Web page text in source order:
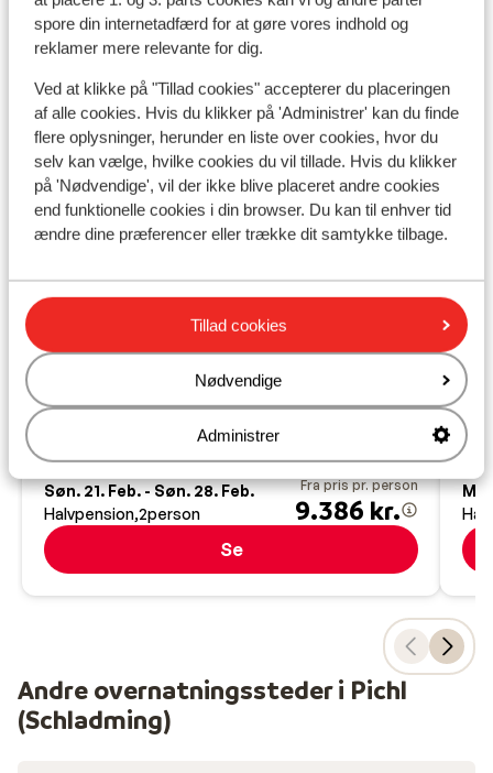
spore din internetadfærd for at gøre vores indhold og
reklamer mere relevante for dig.
Ved at klikke på "Tillad cookies" accepterer du placeringen
af alle cookies. Hvis du klikker på 'Administrer' kan du finde
flere oplysninger, herunder en liste over cookies, hvor du
selv kan vælge, hvilke cookies du vil tillade. Hvis du klikker
på 'Nødvendige', vil der ikke blive placeret andre cookies
end funktionelle cookies i din browser. Du kan til enhver tid
ændre dine præferencer eller trække dit samtykke tilbage.
Tillad cookies
Nødvendige
Administrer
Gut Raunerhof
Schladming-Dachstein - Ski Amadé Østrig
Halvpension
Søn. 21. Feb. - Søn. 28. Feb.
Halvpension 2person
Fra pris pr. person
9.386 kr.
Se
Andre overnatningssteder i Pichl
(Schladming)